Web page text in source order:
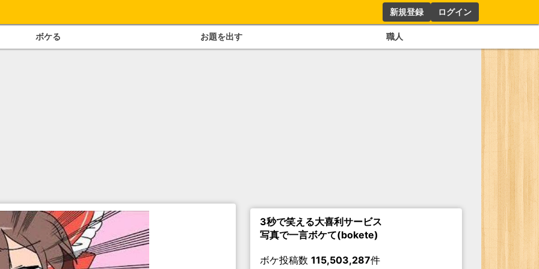
新規登録 ログイン
ボケる お題を出す 職人
3秒で笑える大喜利サービス
写真で一言ボケて(bokete)
ボケ投稿数 115,503,287件